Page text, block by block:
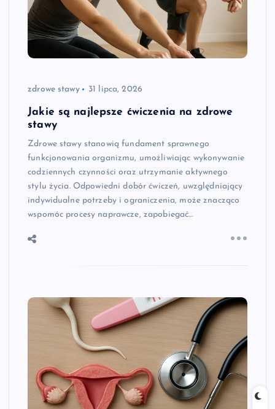
zdrowe stawy 31 lipca, 2026
Jakie są najlepsze ćwiczenia na zdrowe
stawy
Zdrowe stawy stanowią fundament sprawnego
funkcjonowania organizmu, umożliwiając wykonywanie
codziennych czynności oraz utrzymanie aktywnego
stylu życia. Odpowiedni dobór ćwiczeń, uwzględniający
indywidualne potrzeby i ograniczenia, może znacząco
wspomóc procesy naprawcze, zapobiegać…